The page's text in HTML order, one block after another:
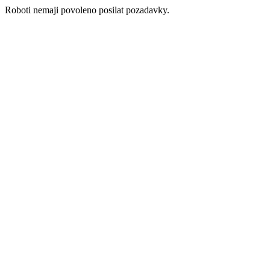
Roboti nemaji povoleno posilat pozadavky.